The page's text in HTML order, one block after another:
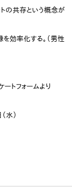
の共存という概念が
を効率化する。（男性
トフォームより
水）